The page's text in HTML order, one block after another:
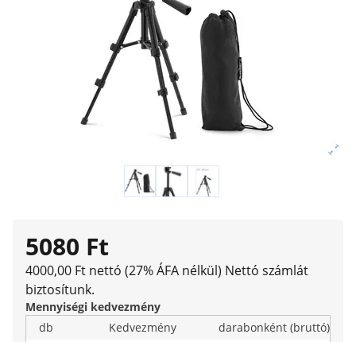
5080 Ft
4000,00 Ft nettó (27% ÁFA nélkül) Nettó számlát
biztosítunk.
Mennyiségi kedvezmény
db
Kedvezmény
darabonként (bruttó)